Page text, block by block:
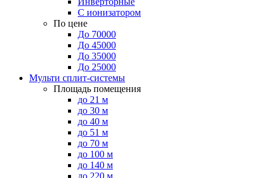
С ионизатором
По цене
До 70000
До 45000
До 35000
До 25000
Мульти сплит-системы
Площадь помещения
до 21 м
до 30 м
до 40 м
до 51 м
до 70 м
до 100 м
до 140 м
до 220 м